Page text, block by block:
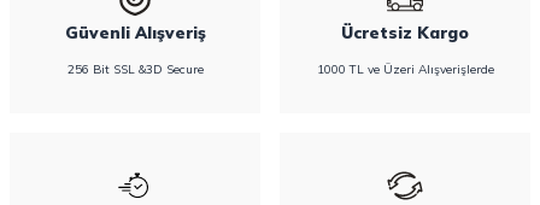
Güvenli Alışveriş
256 Bit SSL &3D Secure
Ücretsiz Kargo
1000 TL ve Üzeri Alışverişlerde